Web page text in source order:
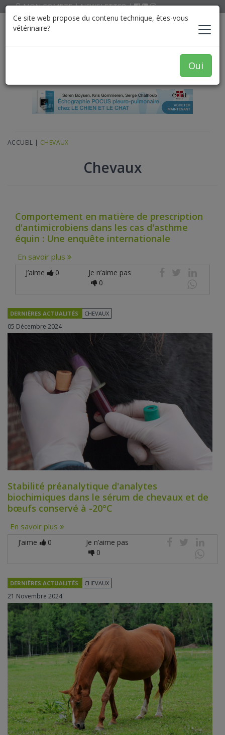
MON COMPTE|NEWSLETTER|
ACCUEIL | CHEVAUX
Chevaux
Comportement en matière de prescription
d'antimicrobiens dans les cas d'asthme
équin : Une enquête internationale
En savoir plus
J’aime 0
Je n’aime pas
0
DERNIÈRES ACTUALITÉS CHEVAUX
05 Décembre 2024
Stabilité préanalytique d'analytes
biochimiques dans le sérum de chevaux et de
bœufs conservé à -20°C
En savoir plus
J’aime 0
Je n’aime pas
0
DERNIÈRES ACTUALITÉS CHEVAUX
21 Novembre 2024
Ce site web propose du contenu technique, êtes-vous
vétérinaire?
Oui